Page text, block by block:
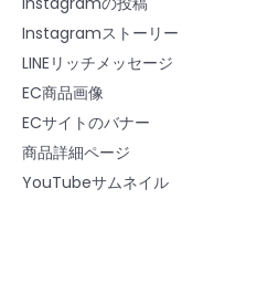
Instagramストーリー
LINEリッチメッセージ
EC商品画像
ECサイトのバナー
商品詳細ページ
YouTubeサムネイル